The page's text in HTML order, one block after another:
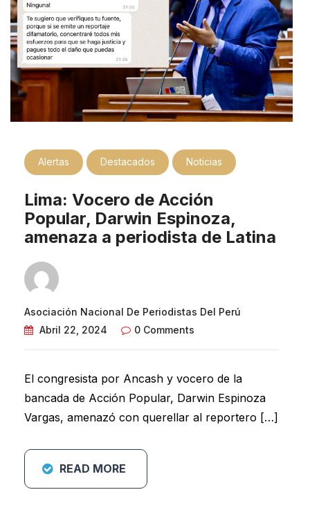
Alertas Destacados Noticias
Lima: Vocero de Acción
Popular, Darwin Espinoza,
amenaza a periodista de Latina
Asociación Nacional De Periodistas Del Perú
Abril 22, 2024
0 Comments
El congresista por Ancash y vocero de la
bancada de Acción Popular, Darwin Espinoza
Vargas, amenazó con querellar al reportero […]
READ MORE